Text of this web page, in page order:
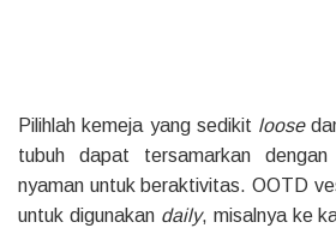
Pilihlah kemeja yang sedikit loose
tubuh dapat tersamarkan
nyaman untuk beraktivitas. OOTD
untuk digunakan daily, misalnya ke